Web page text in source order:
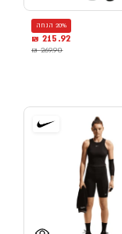
20% הנחה
215.92 ₪
269.90 ₪